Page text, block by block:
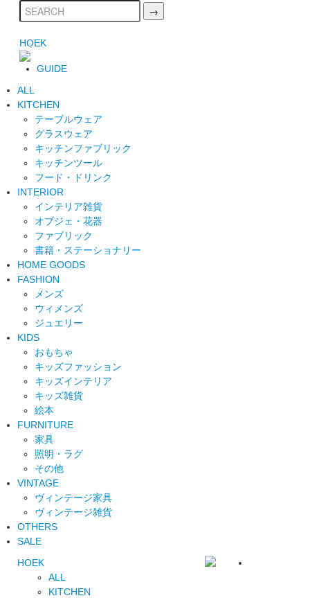
HOEK
GUIDE
ALL
KITCHEN
テーブルウェア
グラスウェア
キッチンファブリック
キッチンツール
フード・ドリンク
INTERIOR
インテリア雑貨
オブジェ・花器
ファブリック
書籍・ステーショナリー
HOME GOODS
FASHION
メンズ
ウィメンズ
ジュエリー
KIDS
おもちゃ
キッズファッション
キッズインテリア
キッズ雑貨
絵本
FURNITURE
家具
照明・ラグ
その他
VINTAGE
ヴィンテージ家具
ヴィンテージ雑貨
OTHERS
SALE
HOEK
ALL
KITCHEN